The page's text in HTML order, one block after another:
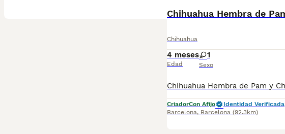
Chihuahua
4 meses
Edad
1
Sexo
CriadorCon Afijo
Identidad Verificada
Barcelona, Barcelona (92.3km)